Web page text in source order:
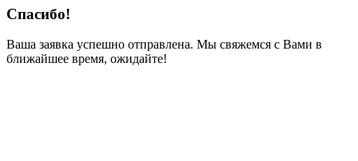
Спасибо!
Ваша заявка успешно отправлена. Мы свяжемся с Вами в
ближайшее время, ожидайте!